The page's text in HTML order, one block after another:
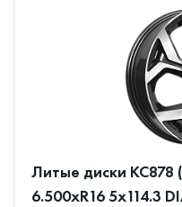
Литые диски КС878
6.500xR16 5x114.3